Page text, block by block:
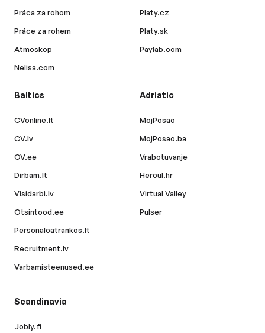
Práca za rohom
Práce za rohem
Atmoskop
Nelisa.com
Platy.cz
Platy.sk
Paylab.com
Baltics
CVonline.lt
CV.lv
CV.ee
Dirbam.lt
Visidarbi.lv
Otsintood.ee
Personaloatrankos.lt
Recruitment.lv
Varbamisteenused.ee
Adriatic
MojPosao
MojPosao.ba
Vrabotuvanje
Hercul.hr
Virtual Valley
Pulser
Scandinavia
Jobly.fi